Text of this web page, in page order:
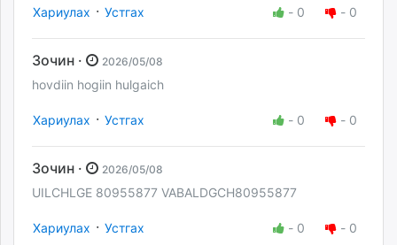
Хариулах · Устгах - 0 - 0
Зочин · 2026/05/08
hovdiin hogiin hulgaich
Хариулах · Устгах - 0 - 0
Зочин · 2026/05/08
UILCHLGE 80955877 VABALDGCH80955877
Хариулах · Устгах - 0 - 0